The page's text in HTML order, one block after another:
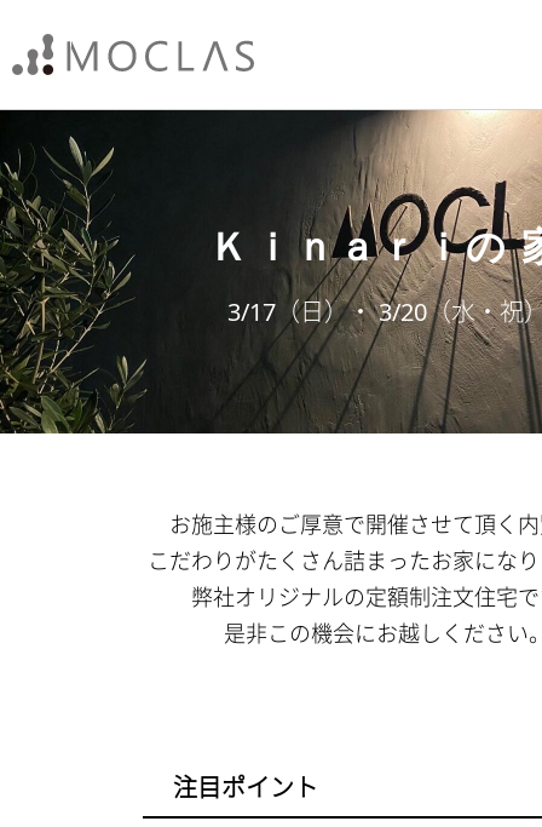
Ｋｉｎａｒｉの
3/17（日）・ 3/20（水・祝
お施主様のご厚意で開催させて頂く
こだわりがたくさん詰まったお家にな
弊社オリジナルの定額制注文住宅
是非この機会にお越しください
注目ポイント